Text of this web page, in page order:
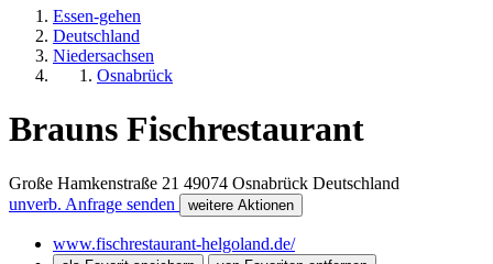
Essen-gehen
Deutschland
Niedersachsen
Osnabrück
Brauns Fischrestaurant
Große Hamkenstraße 21 49074 Osnabrück Deutschland
unverb. Anfrage senden
weitere Aktionen
www.fischrestaurant-helgoland.de/